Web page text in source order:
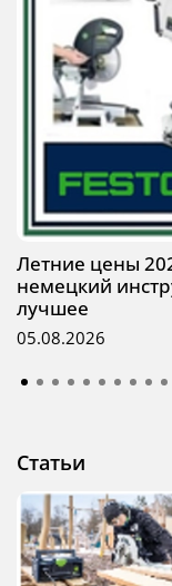
Летние цены
немецкий
лучшее
05.08.2026
Статьи